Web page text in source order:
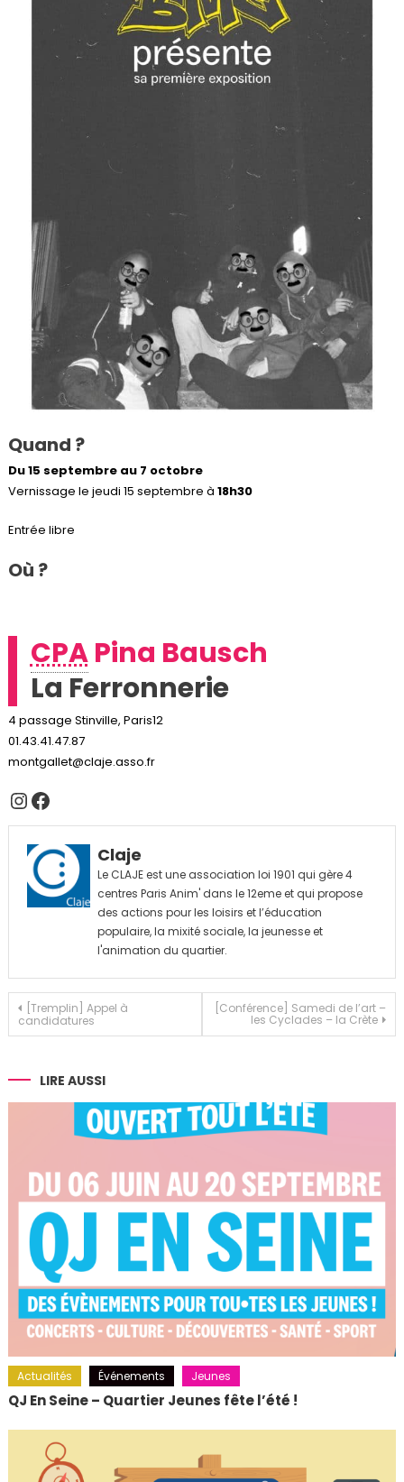
Quand ?
Du 15 septembre au 7 octobre
Vernissage le jeudi 15 septembre à 18h30
Entrée libre
Où ?
CPAPina Bausch
La Ferronnerie
4 passage Stinville, Paris12
01.43.41.47.87
montgallet@claje.asso.fr
Instagram
Facebook
Claje
Le CLAJE est une association loi 1901 qui gère 4
centres Paris Anim' dans le 12eme et qui propose
des actions pour les loisirs et l’éducation
populaire, la mixité sociale, la jeunesse et
l'animation du quartier.
Navigation
de
l’article
[Tremplin] Appel à
candidatures
[Conférence] Samedi de l’art –
les Cyclades – la Crète
LIRE AUSSI
Actualités Événements Jeunes
QJ En Seine – Quartier Jeunes fête l’été !